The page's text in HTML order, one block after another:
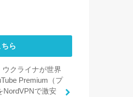
ら
ウクライナが世界
Premium（プ
NordVPNで激安